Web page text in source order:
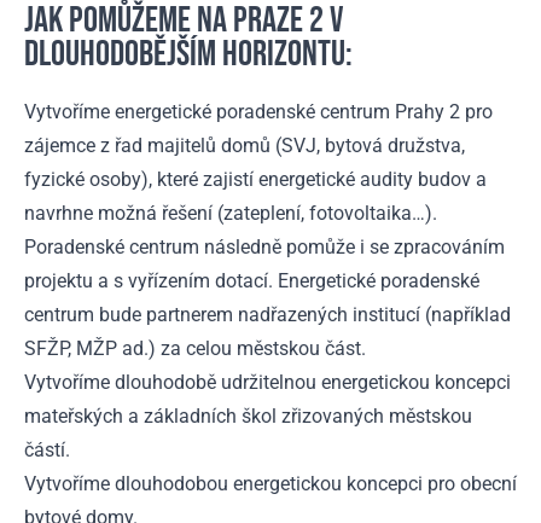
JAK POMŮŽEME NA PRAZE 2 V
DLOUHODOBĚJŠÍM HORIZONTU:
Vytvoříme energetické poradenské centrum Prahy 2 pro
zájemce z řad majitelů domů (SVJ, bytová družstva,
fyzické osoby), které zajistí energetické audity budov a
navrhne možná řešení (zateplení, fotovoltaika…).
Poradenské centrum následně pomůže i se zpracováním
projektu a s vyřízením dotací. Energetické poradenské
centrum bude partnerem nadřazených institucí (například
SFŽP, MŽP ad.) za celou městskou část.
Vytvoříme dlouhodobě udržitelnou energetickou koncepci
mateřských a základních škol zřizovaných městskou
částí.
Vytvoříme dlouhodobou energetickou koncepci pro obecní
bytové domy.